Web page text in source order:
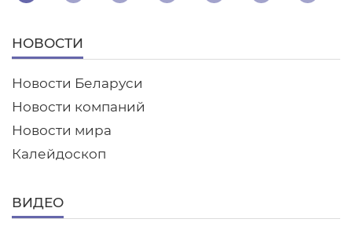
НОВОСТИ
Новости Беларуси
Новости компаний
Новости мира
Калейдоскоп
ВИДЕО